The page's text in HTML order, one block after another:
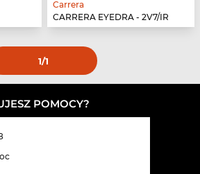
Carrera
CARRERA EYEDRA - 2V7/IR
1/1
POMOCY?